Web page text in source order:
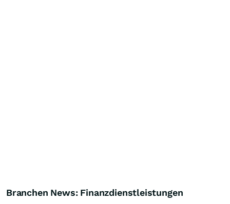
Branchen News: Finanzdienstleistungen